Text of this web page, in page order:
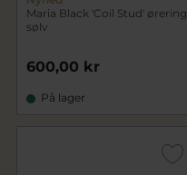
Maria Black 'Coil Stud' ørering
sølv
600,00 kr
På lager